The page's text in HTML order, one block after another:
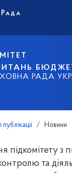
РАДА
публікації Новини
підкомітету з
та